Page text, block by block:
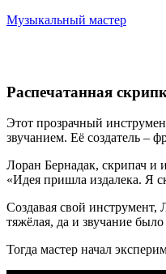
Музыкальный мастер
Распечатанная
Этот прозрачный
звучанием. Её создатель –
Лоран Бернадак, скрипач и
«Идея пришла издалека. Я
Создавая свой инструмент,
тяжёлая, да и звучание
Тогда мастер начал